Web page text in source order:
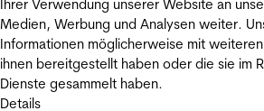
Ihrer Verwendung unserer Website an
Medien, Werbung und Analysen weiter.
Informationen möglicherweise mit
ihnen bereitgestellt haben oder die sie im
Dienste gesammelt haben.
Details